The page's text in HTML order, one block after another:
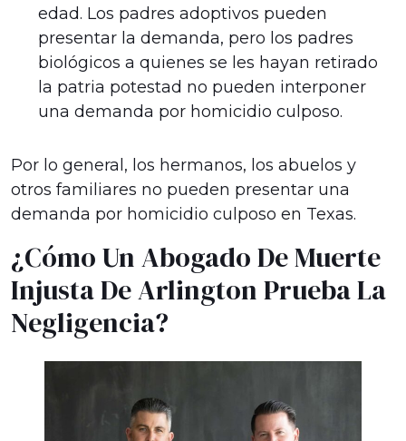
edad. Los padres adoptivos pueden
presentar la demanda, pero los padres
biológicos a quienes se les hayan retirado
la patria potestad no pueden interponer
una demanda por homicidio culposo.
Por lo general, los hermanos, los abuelos y
otros familiares no pueden presentar una
demanda por homicidio culposo en Texas.
¿Cómo Un Abogado De Muerte
Injusta De Arlington Prueba La
Negligencia?